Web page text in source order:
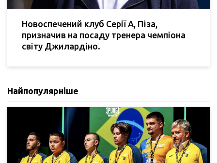
Новоспечений клуб Серії А, Піза,
призначив на посаду тренера чемпіона
світу Джилардіно.
Найпопулярніше